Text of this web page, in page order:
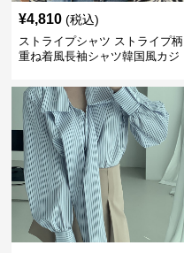
¥4,810 (税込)
ストライプシャツ ストライプ柄
重ね着風長袖シャツ韓国風カジ